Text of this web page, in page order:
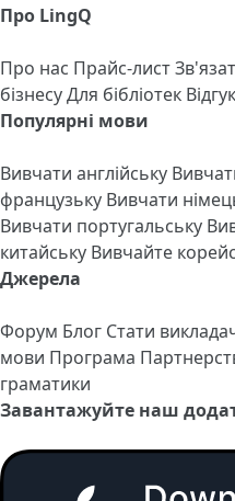
Про LingQ
Про нас Прайс-лист
бізнесуДля бібліотек
Популярні мови
Вивчати англійську
французьку Вивчати
Вивчати португальську
китайську Вивчайте
Джерела
Форум Блог Стати
мови Програма
граматики
Завантажуйте наш